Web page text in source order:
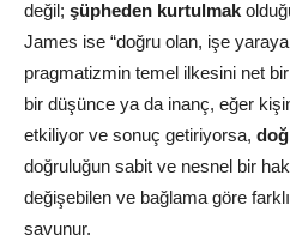
değil; şüpheden kurtulmak
James ise “doğru olan, işe
pragmatizmin temel ilkesini net
bir düşünce ya da inanç, eğer
etkiliyor ve sonuç getiriyorsa,
doğruluğun sabit ve nesnel bir
değişebilen ve bağlama göre
savunur.